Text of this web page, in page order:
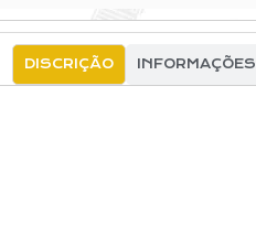
DISCRIÇÃO INFORMAÇÕES